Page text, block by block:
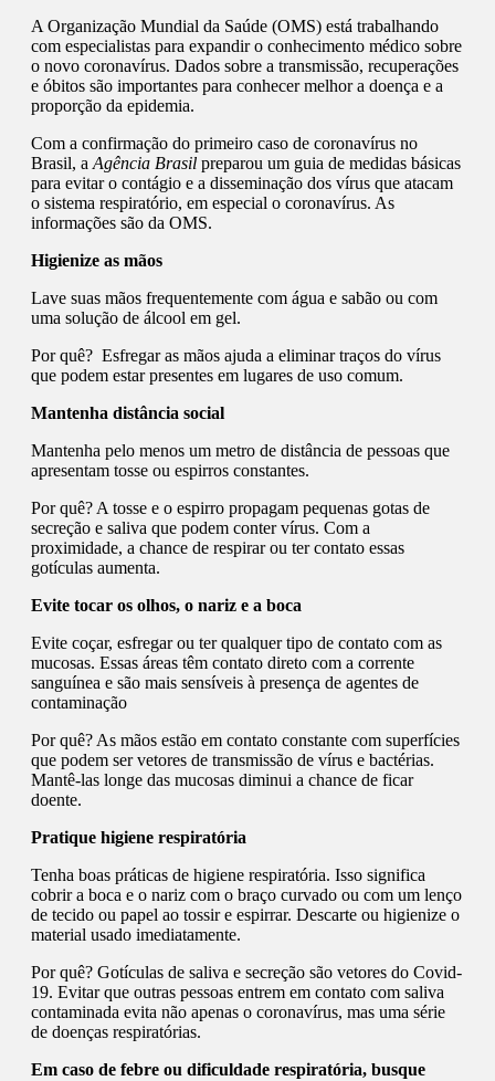
A Organização Mundial da Saúde (OMS) está trabalhando
com especialistas para expandir o conhecimento médico sobre
o novo coronavírus. Dados sobre a transmissão, recuperações
e óbitos são importantes para conhecer melhor a doença e a
proporção da epidemia.
Com a confirmação do primeiro caso de coronavírus no
Brasil, aAgência Brasil preparou um guia de medidas básicas
para evitar o contágio e a disseminação dos vírus que atacam
o sistema respiratório, em especial o coronavírus. As
informações são da OMS.
Higienize as mãos
Lave suas mãos frequentemente com água e sabão ou com
uma solução de álcool em gel.
Por quê? Esfregar as mãos ajuda a eliminar traços do vírus
que podem estar presentes em lugares de uso comum.
Mantenha distância social
Mantenha pelo menos um metro de distância de pessoas que
apresentam tosse ou espirros constantes.
Por quê? A tosse e o espirro propagam pequenas gotas de
secreção e saliva que podem conter vírus. Com a
proximidade, a chance de respirar ou ter contato essas
gotículas aumenta.
Evite tocar os olhos, o nariz e a boca
Evite coçar, esfregar ou ter qualquer tipo de contato com as
mucosas. Essas áreas têm contato direto com a corrente
sanguínea e são mais sensíveis à presença de agentes de
contaminação
Por quê? As mãos estão em contato constante com superfícies
que podem ser vetores de transmissão de vírus e bactérias.
Mantê-las longe das mucosas diminui a chance de ficar
doente.
Pratique higiene respiratória
Tenha boas práticas de higiene respiratória. Isso significa
cobrir a boca e o nariz com o braço curvado ou com um lenço
de tecido ou papel ao tossir e espirrar. Descarte ou higienize o
material usado imediatamente.
Por quê? Gotículas de saliva e secreção são vetores do Covid-
19. Evitar que outras pessoas entrem em contato com saliva
contaminada evita não apenas o coronavírus, mas uma série
de doenças respiratórias.
Em caso de febre ou dificuldade respiratória, busque